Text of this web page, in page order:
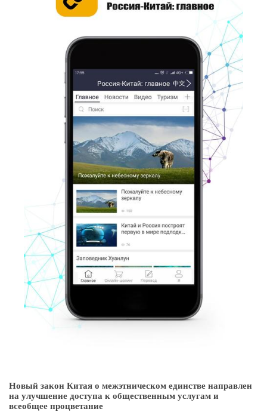
Новый закон Китая о межэтническом единстве направлен
на улучшение доступа к общественным услугам и
всеобщее процветание